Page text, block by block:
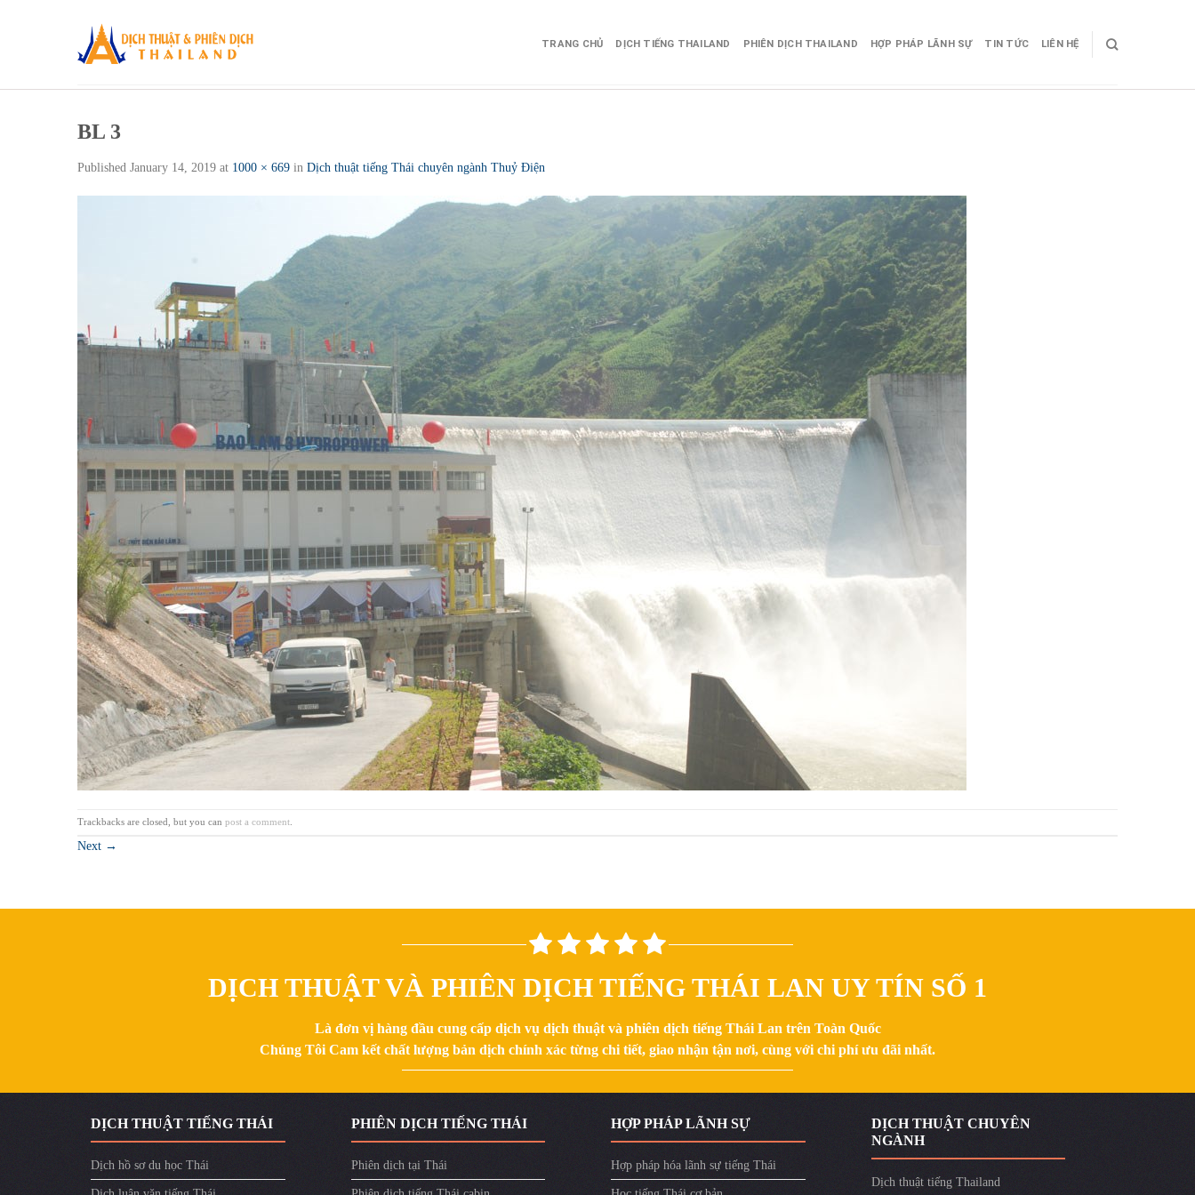
TRANG CHỦ DỊCH TIẾNG THAILAND PHIÊN DỊCH THAILAND HỢP PHÁP LÃNH SỰ TIN TỨC LIÊN HỆ
BL 3
Published January 14, 2019 at 1000 × 669 in Dịch thuật tiếng Thái chuyên ngành Thuỷ Điện
Trackbacks are closed, but you can post a comment.
Next →
DỊCH THUẬT VÀ PHIÊN DỊCH TIẾNG THÁI LAN UY TÍN SỐ 1
Là đơn vị hàng đầu cung cấp dịch vụ dịch thuật và phiên dịch tiếng Thái Lan trên Toàn Quốc
Chúng Tôi Cam kết chất lượng bản dịch chính xác từng chi tiết, giao nhận tận nơi, cùng với chi phí ưu đãi nhất.
DỊCH THUẬT TIẾNG THÁI
Dịch hồ sơ du học Thái
PHIÊN DỊCH TIẾNG THÁI
Phiên dịch tại Thái
HỢP PHÁP LÃNH SỰ
Hợp pháp hóa lãnh sự tiếng Thái
DỊCH THUẬT CHUYÊN
NGÀNH
Dịch thuật tiếng Thailand